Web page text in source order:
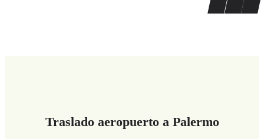
Traslado aeropuerto a Palermo